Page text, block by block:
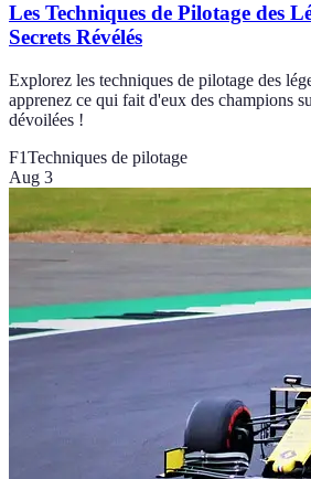
Les Techniques de Pilotage des
Secrets Révélés
Explorez les techniques de pilotage des
apprenez ce qui fait d'eux des champions
dévoilées !
F1Techniques de pilotage
Aug 3